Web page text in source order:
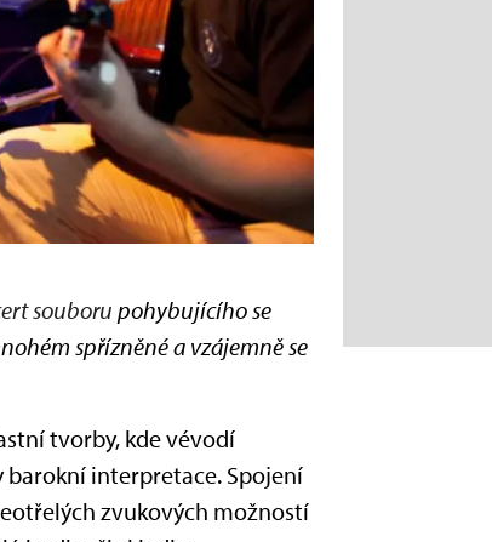
souborupohybujícího se
spřízněné a vzájemně se
tvorby, kde vévodí
interpretace. Spojení
zvukových možností